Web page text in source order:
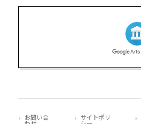
お問い合
サイトポリ